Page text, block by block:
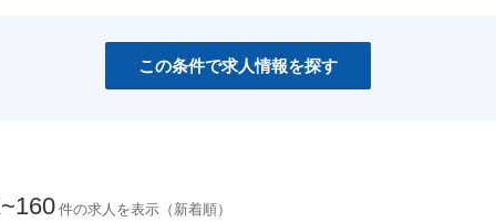
Unity
C＃
この条件で求人情報を探す
件の求人を表示（新着順）